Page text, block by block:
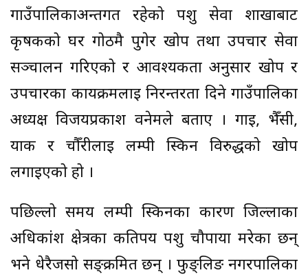
गाउँपालिकाअन्तर्गत रहेको पशु सेवा शाखाबाट
कृषकको घर गोठमै पुगेर खोप तथा उपचार सेवा
सञ्चालन गरिएको र आवश्यकता अनुसार खोप र
उपचारका कार्यक्रमलाई निरन्तरता दिने गाउँपालिका
अध्यक्ष विजयप्रकाश वनेमले बताए । गाई, भैँसी,
याक र चौँरीलाई लम्पी स्किन विरुद्धको खोप
लगाइएको हो ।
पछिल्लो समय लम्पी स्किनका कारण जिल्लाका
अधिकांश क्षेत्रका कतिपय पशु चौपाया मरेका छन्
भने धेरैजसो सङ्क्रमित छन् । फुङ्लिङ नगरपालिका